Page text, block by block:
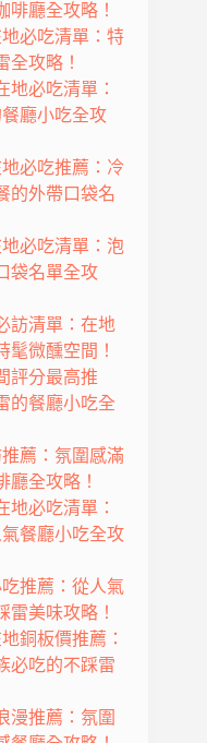
啡廳全攻略！
地必吃清單：特
全攻略！
地必吃清單：
廳小吃全攻
地必吃推薦：冷
的外帶口袋名
地必吃清單：泡
袋名單全攻
訪清單：在地
髦微醺空間！
評分最高推
的餐廳小吃全
薦：氛圍感滿
廳全攻略！
地必吃清單：
餐廳小吃全攻
吃推薦：從人氣
雷美味攻略！
銅板價推薦：
必吃的不踩雷
漫推薦：氛圍